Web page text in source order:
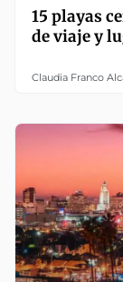
15 playas
de viaje y
Claudia Franco